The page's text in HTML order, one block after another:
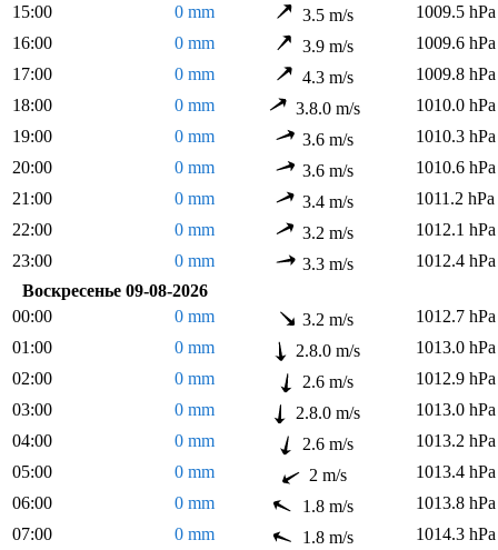
15:00
0 mm 3.5 m/s
1009.5 hPa
16:00
0 mm 3.9 m/s
1009.6 hPa
17:00
0 mm 4.3 m/s
1009.8 hPa
18:00
0 mm 3.8.0 m/s
1010.0 hPa
19:00
0 mm 3.6 m/s
1010.3 hPa
20:00
0 mm 3.6 m/s
1010.6 hPa
21:00
0 mm 3.4 m/s
1011.2 hPa
22:00
0 mm 3.2 m/s
1012.1 hPa
23:00
0 mm 3.3 m/s
1012.4 hPa
Воскресенье 09-08-2026
00:00
0 mm 3.2 m/s
1012.7 hPa
01:00
0 mm 2.8.0 m/s
1013.0 hPa
02:00
0 mm 2.6 m/s
1012.9 hPa
03:00
0 mm 2.8.0 m/s
1013.0 hPa
04:00
0 mm 2.6 m/s
1013.2 hPa
05:00
0 mm 2 m/s
1013.4 hPa
06:00
0 mm 1.8 m/s
1013.8 hPa
07:00
0 mm 1.8 m/s
1014.3 hPa